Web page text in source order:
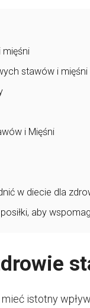
mięśni
stawów i mięśni
i Mięśni
w diecie dla
aby
istotny